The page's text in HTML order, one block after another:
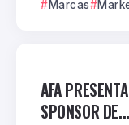
Marcas
AFA
SPONSOR DE...